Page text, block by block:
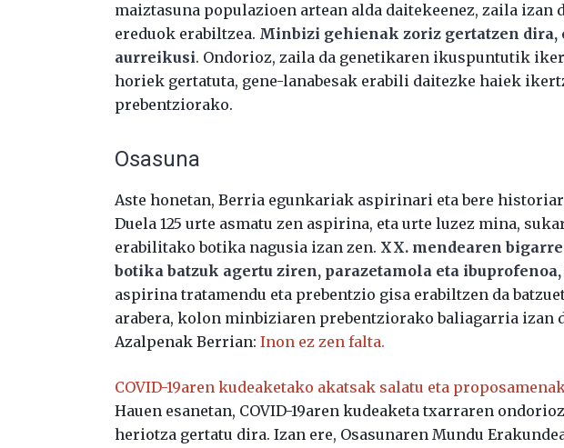
maiztasuna populazioen artean alda daitekeenez, zaila
ereduok erabiltzea. Minbizi gehienak zoriz gertatzen dira,
aurreikusi. Ondorioz, zaila da genetikaren ikuspuntutik
horiek gertatuta, gene-lanabesak erabili daitezke haiek
prebentziorako.
Osasuna
Aste honetan, Berria egunkariak aspirinari eta bere
Duela 125 urte asmatu zen aspirina, eta urte luzez mina,
erabilitako botika nagusia izan zen. XX. mendearen
botika batzuk agertu ziren, parazetamola eta
aspirina tratamendu eta prebentzio gisa erabiltzen da
arabera, kolon minbiziaren prebentziorako baliagarria izan
Azalpenak Berrian:Inon ez zen falta.
COVID-19aren kudeaketako akatsak salatu eta
Hauen esanetan, COVID-19aren kudeaketa txarraren
heriotza gertatu dira. Izan ere, Osasunaren Mundu